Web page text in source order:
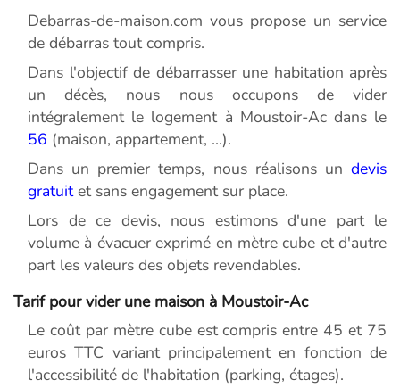
Debarras-de-maison.com vous propose un service
de débarras tout compris.
Dans l'objectif de débarrasser une habitation après
un décès, nous nous occupons de vider
intégralement le logement à Moustoir-Ac dans le
56 (maison, appartement, ...).
Dans un premier temps, nous réalisons un devis
gratuitet sans engagement sur place.
Lors de ce devis, nous estimons d'une part le
volume à évacuer exprimé en mètre cube et d'autre
part les valeurs des objets revendables.
Tarif pour vider une maison à Moustoir-Ac
Le coût par mètre cube est compris entre 45 et 75
euros TTC variant principalement en fonction de
l'accessibilité de l'habitation (parking, étages).